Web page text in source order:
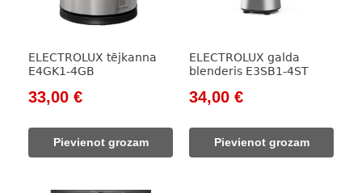
ELECTROLUX tējkanna
E4GK1-4GB
Original
was:
70,00 €.
33,00 €Current
Pievienot grozam
ELECTROLUX galda
blenderis E3SB1-4ST
Original
was:
63,00 €.
34,00 €Current
Pievienot grozam